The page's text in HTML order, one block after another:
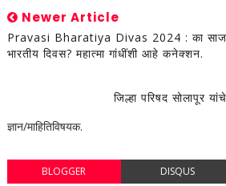
Newer Article
Pravasi Bharatiya Divas 2024 : का
भारतीय दिवस? महात्मा गांधींशी आहे कनेक्शन.
जिल्हा परिषद सोलापूर
ज्ञान/माहितिविषयक.
BLOGGER DISQUS